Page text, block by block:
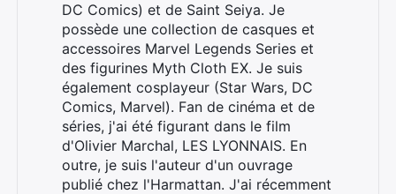
DC Comics) et de Saint Seiya. Je
possède une collection de casques et
accessoires Marvel Legends Series et
des figurines Myth Cloth EX. Je suis
également cosplayeur (Star Wars, DC
Comics, Marvel). Fan de cinéma et de
séries, j'ai été figurant dans le film
d'Olivier Marchal, LES LYONNAIS. En
outre, je suis l'auteur d'un ouvrage
publié chez l'Harmattan. J'ai récemment